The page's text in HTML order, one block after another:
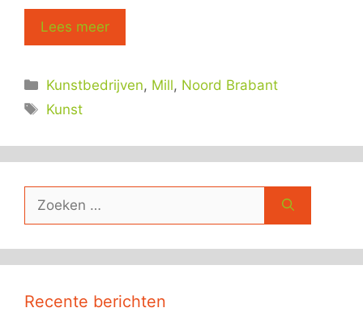
Lees meer
Categorieën
Kunstbedrijven, Mill, Noord Brabant
Tags
Kunst
naar:
Recente berichten